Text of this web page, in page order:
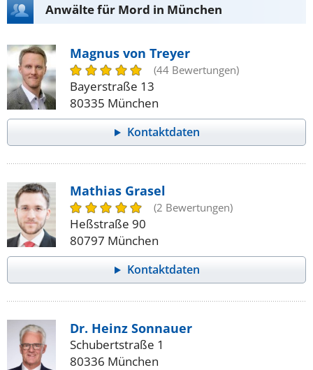
Anwälte für Mord in München
Magnus von Treyer
(44 Bewertungen)
Bayerstraße 13
80335 München
Kontaktdaten
Mathias Grasel
(2 Bewertungen)
Heßstraße 90
80797 München
Kontaktdaten
Dr. Heinz Sonnauer
Schubertstraße 1
80336 München